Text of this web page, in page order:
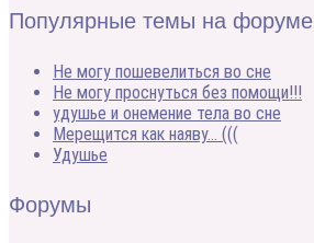
Популярные темы на форуме
Не могу пошевелиться во сне
Не могу проснуться без помощи!!!
удушье и онемение тела во сне
Мерещится как наяву… (((
Удушье
Форумы